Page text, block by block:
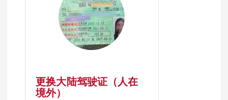
更换大陆驾驶证（人在
境外）